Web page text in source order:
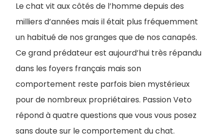
Le chat vit aux côtés de l’homme depuis des
milliers d’années mais il était plus fréquemment
un habitué de nos granges que de nos canapés.
Ce grand prédateur est aujourd’hui très répandu
dans les foyers français mais son
comportement reste parfois bien mystérieux
pour de nombreux propriétaires. Passion Veto
répond à quatre questions que vous vous posez
sans doute sur le comportement du chat.